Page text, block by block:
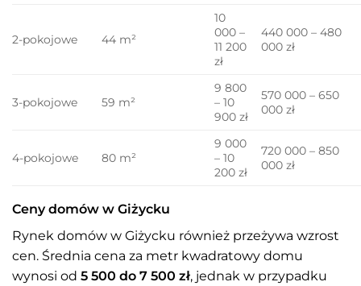
2-pokojowe 44 m²
10
000 –
11 200
zł
440 000 – 480
000 zł
3-pokojowe 59 m²
9 800
– 10
900 zł
570 000 – 650
000 zł
4-pokojowe 80 m²
9 000
– 10
200 zł
720 000 – 850
000 zł
Ceny domów w Giżycku
Rynek domów w Giżycku również przeżywa wzrost
cen. Średnia cena za metr kwadratowy domu
wynosi od 5 500 do 7 500 zł, jednak w przypadku